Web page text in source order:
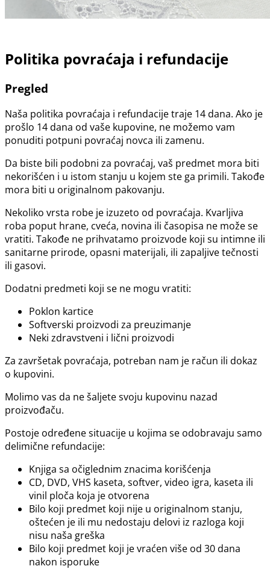
Politika povraćaja i refundacije
Pregled
Naša politika povraćaja i refundacije traje 14 dana. Ako je
prošlo 14 dana od vaše kupovine, ne možemo vam
ponuditi potpuni povraćaj novca ili zamenu.
Da biste bili podobni za povraćaj, vaš predmet mora biti
nekorišćen i u istom stanju u kojem ste ga primili. Takođe
mora biti u originalnom pakovanju.
Nekoliko vrsta robe je izuzeto od povraćaja. Kvarljiva
roba poput hrane, cveća, novina ili časopisa ne može se
vratiti. Takođe ne prihvatamo proizvode koji su intimne ili
sanitarne prirode, opasni materijali, ili zapaljive tečnosti
ili gasovi.
Dodatni predmeti koji se ne mogu vratiti:
Poklon kartice
Softverski proizvodi za preuzimanje
Neki zdravstveni i lični proizvodi
Za završetak povraćaja, potreban nam je račun ili dokaz
o kupovini.
Molimo vas da ne šaljete svoju kupovinu nazad
proizvođaču.
Postoje određene situacije u kojima se odobravaju samo
delimične refundacije:
Knjiga sa očiglednim znacima korišćenja
CD, DVD, VHS kaseta, softver, video igra, kaseta ili
vinil ploča koja je otvorena
Bilo koji predmet koji nije u originalnom stanju,
oštećen je ili mu nedostaju delovi iz razloga koji
nisu naša greška
Bilo koji predmet koji je vraćen više od 30 dana
nakon isporuke